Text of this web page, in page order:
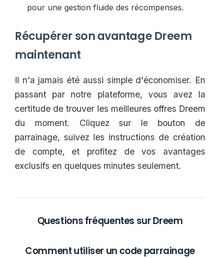
pour une gestion fluide des récompenses.
Récupérer son avantage Dreem
maintenant
Il n'a jamais été aussi simple d'économiser. En
passant par notre plateforme, vous avez la
certitude de trouver les meilleures offres Dreem
du moment. Cliquez sur le bouton de
parrainage, suivez les instructions de création
de compte, et profitez de vos avantages
exclusifs en quelques minutes seulement.
Questions fréquentes sur Dreem
Comment utiliser un code parrainage